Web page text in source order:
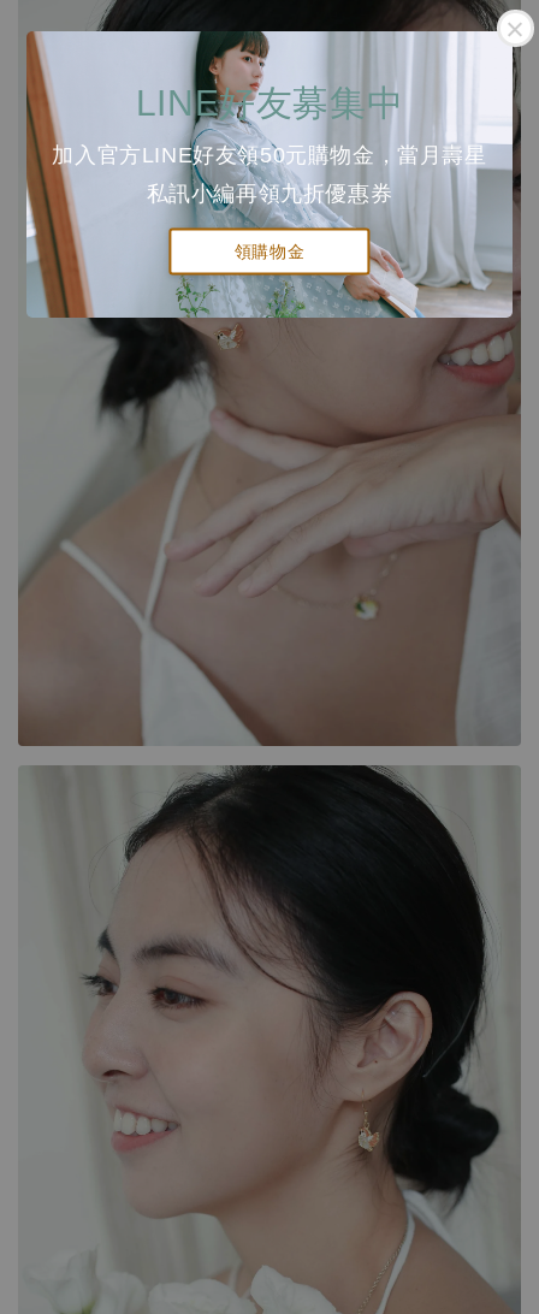
LINE好友募集中
加入官方LINE好友領50元購物金，當月壽星
私訊小編再領九折優惠券
領購物金